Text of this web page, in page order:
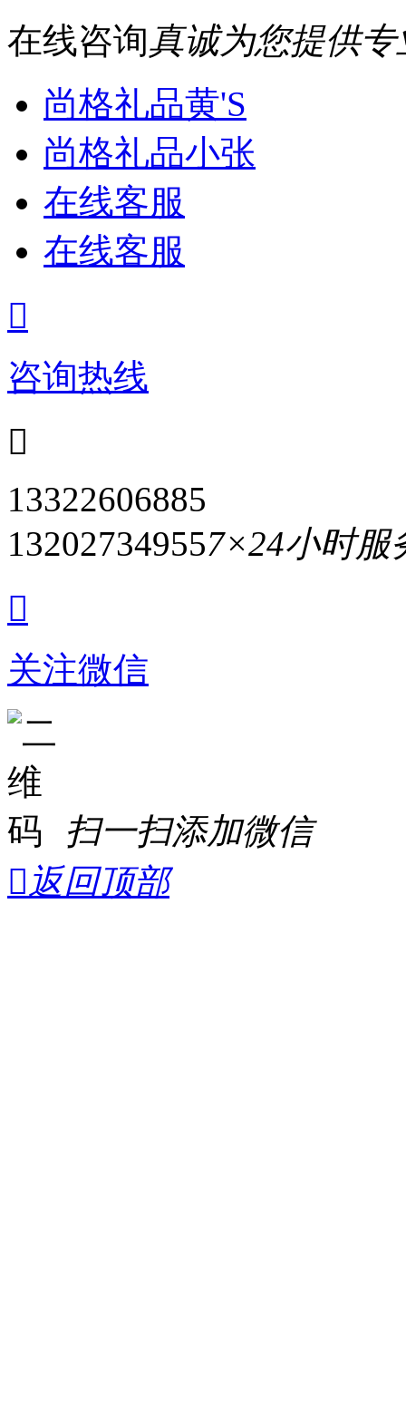
在线咨询真诚为您提供
尚格礼品黄'S
尚格礼品小张
在线客服
在线客服

咨询热线

13322606885
132027349557×24小时服

关注微信
扫一扫添加微信
返回顶部